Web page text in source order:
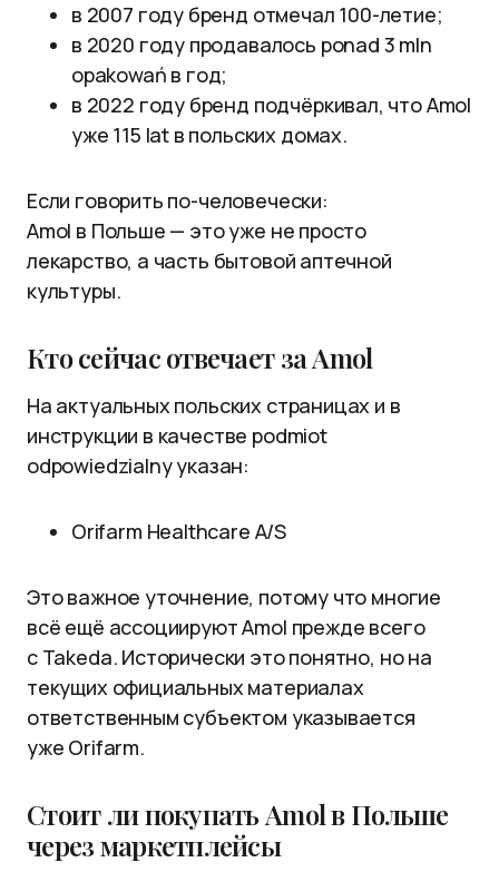
в 2007 году бренд отмечал 100-летие;
в 2020 году продавалось ponad 3 mln
opakowań в год;
в 2022 году бренд подчёркивал, что Amol
уже 115 lat в польских домах.
Если говорить по-человечески:
Amol в Польше — это уже не просто
лекарство, а часть бытовой аптечной
культуры.
Кто сейчас отвечает за Amol
На актуальных польских страницах и в
инструкции в качестве podmiot
odpowiedzialny указан:
Orifarm Healthcare A/S
Это важное уточнение, потому что многие
всё ещё ассоциируют Amol прежде всего
с Takeda. Исторически это понятно, но на
текущих официальных материалах
ответственным субъектом указывается
уже Orifarm.
Стоит ли покупать Amol в Польше
через маркетплейсы